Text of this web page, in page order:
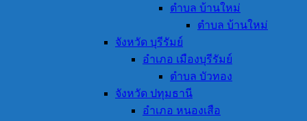
ตำบล บ้านใหม่
ตำบล บ้านใหม่
จังหวัด บุรีรัมย์
อำเภอ เมืองบุรีรัมย์
ตำบล บัวทอง
จังหวัด ปทุมธานี
อำเภอ หนองเสือ